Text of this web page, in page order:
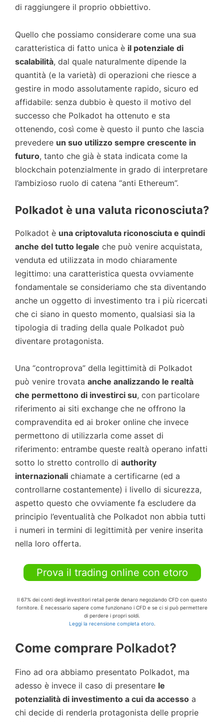
di raggiungere il proprio obbiettivo.
Quello che possiamo considerare come una sua
caratteristica di fatto unica è il potenziale di
scalabilità, dal quale naturalmente dipende la
quantità (e la varietà) di operazioni che riesce a
gestire in modo assolutamente rapido, sicuro ed
affidabile: senza dubbio è questo il motivo del
successo che Polkadot ha ottenuto e sta
ottenendo, così come è questo il punto che lascia
prevedere un suo utilizzo sempre crescente in
futuro, tanto che già è stata indicata come la
blockchain potenzialmente in grado di interpretare
l’ambizioso ruolo di catena “anti Ethereum”.
Polkadot è una valuta riconosciuta?
Polkadot è una criptovaluta riconosciuta e quindi
anche del tutto legale che può venire acquistata,
venduta ed utilizzata in modo chiaramente
legittimo: una caratteristica questa ovviamente
fondamentale se consideriamo che sta diventando
anche un oggetto di investimento tra i più ricercati
che ci siano in questo momento, qualsiasi sia la
tipologia di trading della quale Polkadot può
diventare protagonista.
Una “controprova” della legittimità di Polkadot
può venire trovata anche analizzando le realtà
che permettono di investirci su, con particolare
riferimento ai siti exchange che ne offrono la
compravendita ed ai broker online che invece
permettono di utilizzarla come asset di
riferimento: entrambe queste realtà operano infatti
sotto lo stretto controllo di authority
internazionali chiamate a certificarne (ed a
controllarne costantemente) i livello di sicurezza,
aspetto questo che ovviamente fa escludere da
principio l’eventualità che Polkadot non abbia tutti
i numeri in termini di legittimità per venire inserita
nella loro offerta.
Prova il trading online con etoro
Il 67% dei conti degli investitori retail perde denaro negoziando CFD con questo
fornitore. È necessario sapere come funzionano i CFD e se ci si può permettere
di perdere i propri soldi.
Leggi la recensione completa etoro.
Come comprare Polkadot?
Fino ad ora abbiamo presentato Polkadot, ma
adesso è invece il caso di presentare le
potenzialità di investimento a cui da accesso a
chi decide di renderla protagonista delle proprie